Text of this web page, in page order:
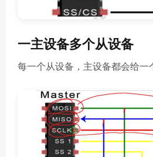
一主设备多个从设备
每一个从设备，主设备都会给一